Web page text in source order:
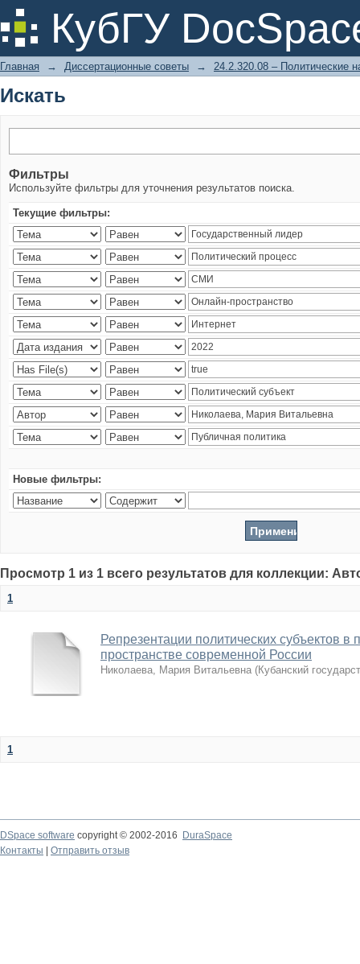
КубГУ
Искать
Главная → Диссертационные советы → 24.2.320.08 – Политические
Искать
Фильтры
Используйте фильтры для уточнения результатов поиска.
Текущие фильтры:
Новые фильтры:
Просмотр 1 из 1 всего результатов для коллекции:
1
Репрезентации политических субъектов в
пространстве современной России
Николаева, Мария Витальевна (Кубанский
1
DSpace software copyright © 2002-2016
DuraSpace
Контакты
Отправить отзыв